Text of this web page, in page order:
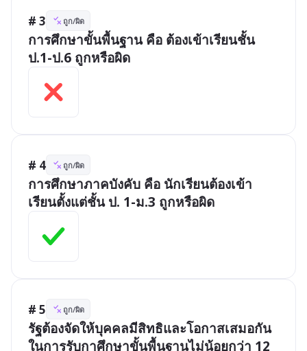
# 3 ถูก/ผิด
การศึกษาขั้นพื้นฐาน คือ ต้องเข้าเรียนชั้น
ป.1-ป.6 ถูกหรือผิด
# 4 ถูก/ผิด
การศึกษาภาคบังคับ คือ นักเรียนต้องเข้า
เรียนตั้งแต่ชั้น ป. 1-ม.3 ถูกหรือผิด
# 5 ถูก/ผิด
รัฐต้องจัดให้บุคคลมีสิทธิและโอกาสเสมอกัน
ในการรับกาศึกษาขั้นพื้นฐานไม่น้อยกว่า 12